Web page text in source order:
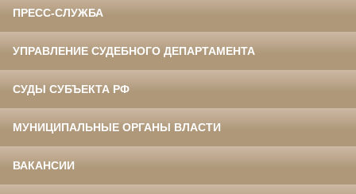
ПРЕСС-СЛУЖБА
УПРАВЛЕНИЕ СУДЕБНОГО ДЕПАРТАМЕНТА
СУДЫ СУБЪЕКТА РФ
МУНИЦИПАЛЬНЫЕ ОРГАНЫ ВЛАСТИ
ВАКАНСИИ